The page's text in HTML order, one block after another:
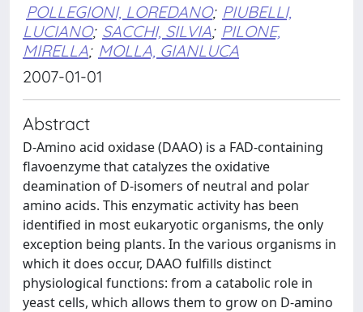
POLLEGIONI, LOREDANO; PIUBELLI,
LUCIANO; SACCHI, SILVIA; PILONE,
MIRELLA; MOLLA, GIANLUCA
2007-01-01
Abstract
D-Amino acid oxidase (DAAO) is a FAD-containing
flavoenzyme that catalyzes the oxidative
deamination of D-isomers of neutral and polar
amino acids. This enzymatic activity has been
identified in most eukaryotic organisms, the only
exception being plants. In the various organisms in
which it does occur, DAAO fulfills distinct
physiological functions: from a catabolic role in
yeast cells, which allows them to grow on D-amino